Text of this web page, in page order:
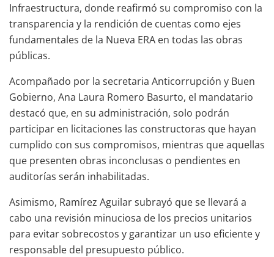
Infraestructura, donde reafirmó su compromiso con la
transparencia y la rendición de cuentas como ejes
fundamentales de la Nueva ERA en todas las obras
públicas.
Acompañado por la secretaria Anticorrupción y Buen
Gobierno, Ana Laura Romero Basurto, el mandatario
destacó que, en su administración, solo podrán
participar en licitaciones las constructoras que hayan
cumplido con sus compromisos, mientras que aquellas
que presenten obras inconclusas o pendientes en
auditorías serán inhabilitadas.
Asimismo, Ramírez Aguilar subrayó que se llevará a
cabo una revisión minuciosa de los precios unitarios
para evitar sobrecostos y garantizar un uso eficiente y
responsable del presupuesto público.